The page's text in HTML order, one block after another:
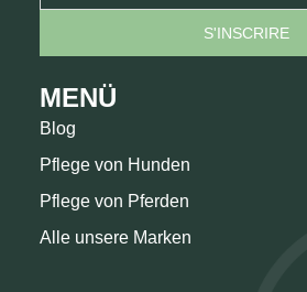
MENÜ
Blog
Pflege von Hunden
Pflege von Pferden
Alle unsere Marken